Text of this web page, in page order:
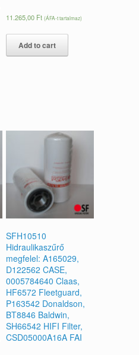
11.265,00 Ft (ÁFA-t tartalmaz)
Add to cart
SFH10510
Hidraulikaszűrő
megfelel: A165029,
D122562 CASE,
0005784640 Claas,
HF6572 Fleetguard,
P163542 Donaldson,
BT8846 Baldwin,
SH66542 HIFI Filter,
CSD05000A16A FAI